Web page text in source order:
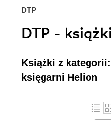
DTP
DTP - książki
Książki z
księgarni Helion